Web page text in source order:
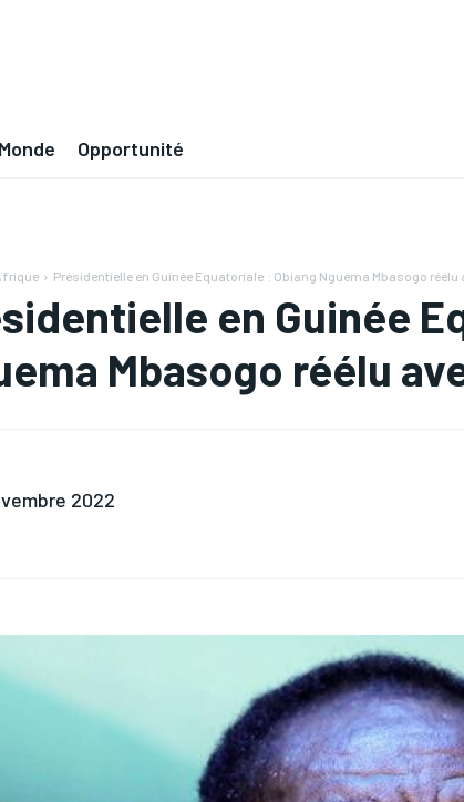
Monde Opportunité
Présidentielle en Guinée Equatoriale : Obiang Nguema Mbasogo réélu
en Guinée
Mbasogo réélu
2022